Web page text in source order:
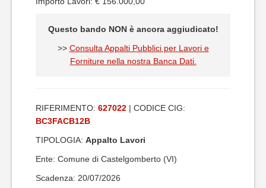
Questo bando NON è ancora aggiudicato!
>> Consulta Appalti Pubblici per Lavori e
Forniture nella nostra Banca Dati.
RIFERIMENTO: 627022 | CODICE CIG:
BC3FACB12B
TIPOLOGIA: Appalto Lavori
Ente: Comune di Castelgomberto (VI)
Scadenza: 20/07/2026